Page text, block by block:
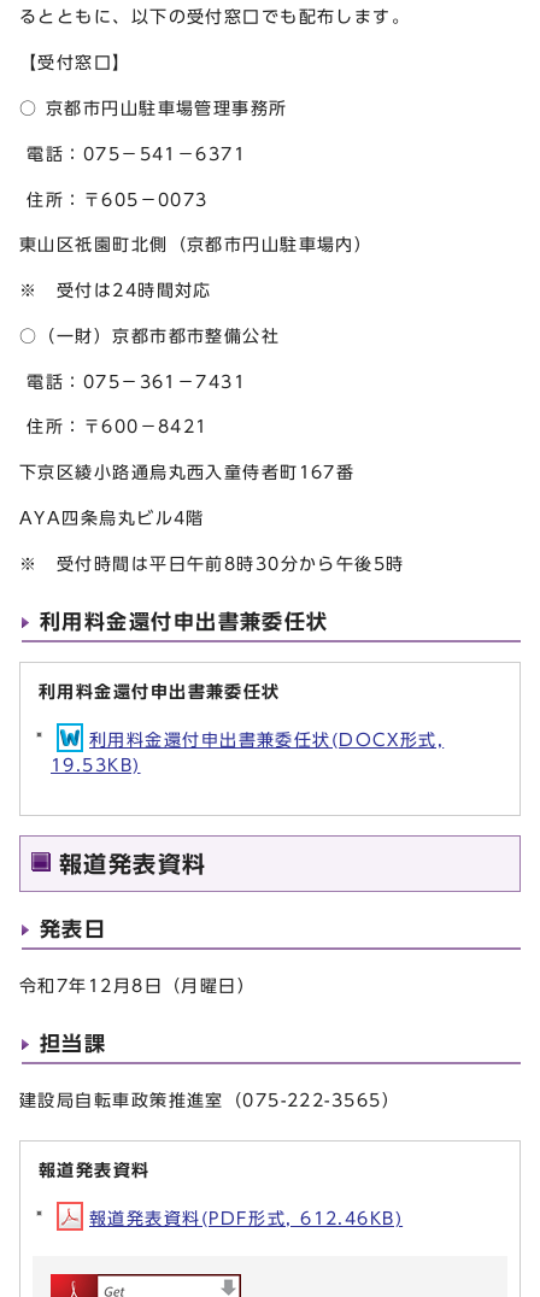
るとともに、以下の受付窓口でも配布します。
【受付窓口】
○ 京都市円山駐車場管理事務所
電話：075－541－6371
住所：〒605－0073
東山区祇園町北側（京都市円山駐車場内）
※ 受付は24時間対応
○（一財）京都市都市整備公社
電話：075－361－7431
住所：〒600－8421
下京区綾小路通烏丸西入童侍者町167番
AYA四条烏丸ビル4階
※ 受付時間は平日午前8時30分から午後5時
利用料金還付申出書兼委任状
利用料金還付申出書兼委任状
利用料金還付申出書兼委任状(DOCX形式,
19.53KB)
報道発表資料
発表日
令和7年12月8日（月曜日）
担当課
建設局自転車政策推進室（075-222-3565）
報道発表資料
報道発表資料(PDF形式, 612.46KB)